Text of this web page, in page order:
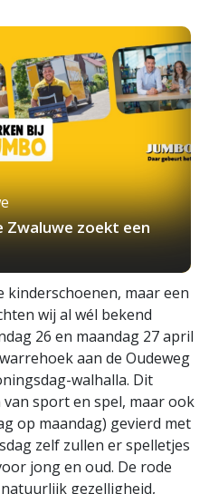
Zwaluwe zoekt een
kinderschoenen, maar een
wij al wél bekend
26 en maandag 27 april
aan de Oudeweg
walhalla. Dit
sport en spel, maar ook
op maandag) gevierd met
zelf zullen er spelletjes
jong en oud. De rode
gezelligheid,